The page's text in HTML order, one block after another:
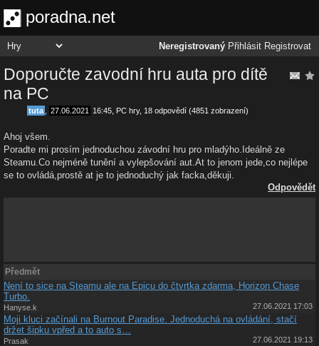
poradna.net
Neregistrovaný Přihlásit Registrovat
Doporučte zavodní hru auta pro dítě
na PC
tuta 27.06.2021 16:45 PC hry, 18 odpovědí (4851 zobrazení)
Ahoj všem.
Poradte mi prosím jednoduchou závodní hru pro mladýho.Ideálně ze
Steamu.Co nejméně tunění a vylepšování aut.At to jenom jede,co nejlépe
se to ovládá,prostě at je to jednoduchý jak facka,děkuji.
Odpovědět
Předmět
Není to sice na Steamu ale na Epicu do čtvrtka zdarma, Horizon Chase
Turbo.
Hanyse.k 27.06.2021 17:03
Moji kluci začínali na Burnout Paradise. Jednoduchá na ovládání, stačí
držet šipku vpřed a to auto s…
Prasak 27.06.2021 19:13